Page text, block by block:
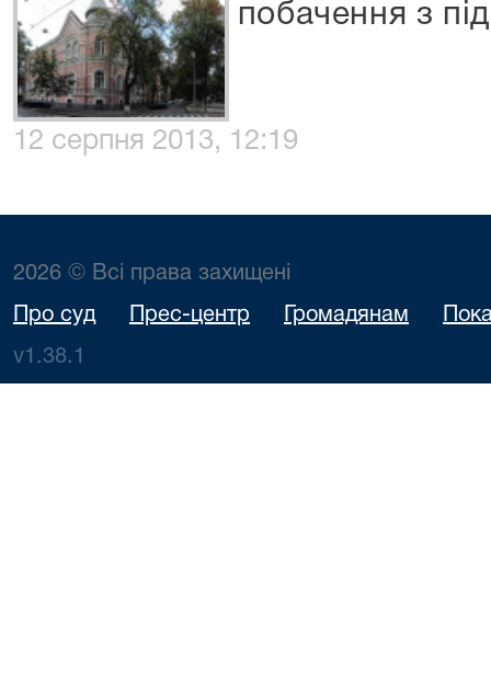
побачення з
12 серпня 2013, 12:19
2026 © Всі права захищені
Про суд Прес-центр Громадянам
v1.38.1